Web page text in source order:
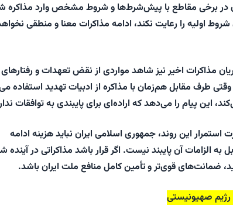
در برخی مقاطع با پیش‌شرط‌ها و شروط مشخص وارد مذاکره
اولیه را رعایت نکند، ادامه مذاکرات معنا و منطقی
مذاکرات اخیر نیز شاهد مواردی از نقض تعهدات و رفتارهای
وقتی طرف مقابل هم‌زمان با مذاکره از ادبیات تهدید استفاده
این پیام را می‌دهد که اراده‌ای برای پایبندی به توافقات
این روند، جمهوری اسلامی ایران نباید هزینه ادامه
به الزامات آن پایبند نیست. اگر قرار باشد مذاکراتی در آینده
ضمانت‌های قوی‌تر و تأمین کامل منافع ملت ایران باشد.
رژیم صهیونیستی